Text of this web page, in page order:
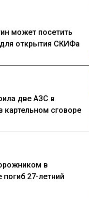
может посетить
открытия СКИФа
две АЗС в
картельном сговоре
в
27-летний